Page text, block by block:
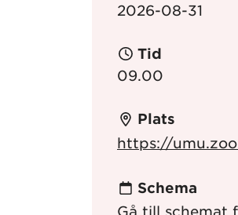
2026-08-31
Tid
09.00
Plats
https://
Schema
Gå till schemat